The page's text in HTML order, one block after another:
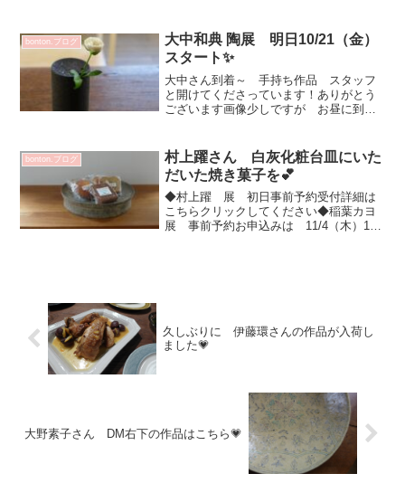
ないと(^^)v今日は朝一 身体メンテナン
スに行ってきまし...
bonton.ブログ
大中和典 陶展 明日10/21（金）
スタート✨
大中さん到着～ 手持ち作品 スタッフ
と開けてくださっています！ありがとう
ございます画像少しですが お昼に到着
思いますので色々とお楽しみいただけま
す^^もちろんオブジェと...
bonton.ブログ
村上躍さん 白灰化粧台皿にいた
だいた焼き菓子を💕
◆村上躍 展 初日事前予約受付詳細は
こちらクリックしてください◆稲葉カヨ
展 事前予約お申込みは 11/4（木）11
久しぶりに 伊藤環さんの作品が入荷し
ました💗
大野素子さん DM右下の作品はこちら💗